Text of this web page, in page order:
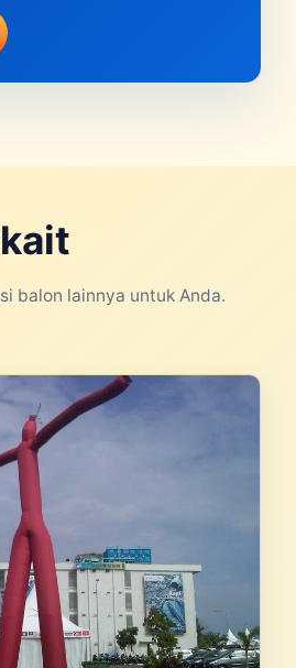
balon lainnya untuk Anda.